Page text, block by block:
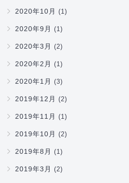
2020年10月 (1)
2020年9月 (1)
2020年3月 (2)
2020年2月 (1)
2020年1月 (3)
2019年12月 (2)
2019年11月 (1)
2019年10月 (2)
2019年8月 (1)
2019年3月 (2)